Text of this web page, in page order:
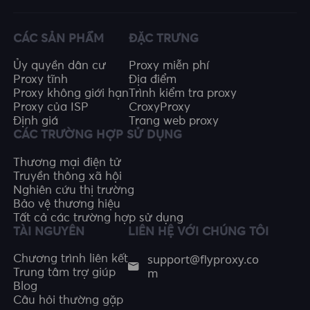
CÁC SẢN PHẨM
Ủy quyền dân cư
Proxy tĩnh
Proxy không giới hạn
Proxy của ISP
Định giá
ĐẶC TRƯNG
Proxy miễn phí
Địa điểm
Trình kiểm tra proxy
CroxyProxy
Trang web proxy
CÁC TRƯỜNG HỢP SỬ DỤNG
Thương mại điện tử
Truyền thông xã hội
Nghiên cứu thị trường
Bảo vệ thương hiệu
Tất cả các trường hợp sử dụng
TÀI NGUYÊN
Chương trình liên kết
Trung tâm trợ giúp
Blog
Câu hỏi thường gặp
LIÊN HỆ VỚI CHÚNG TÔI
support@flyproxy.co
m